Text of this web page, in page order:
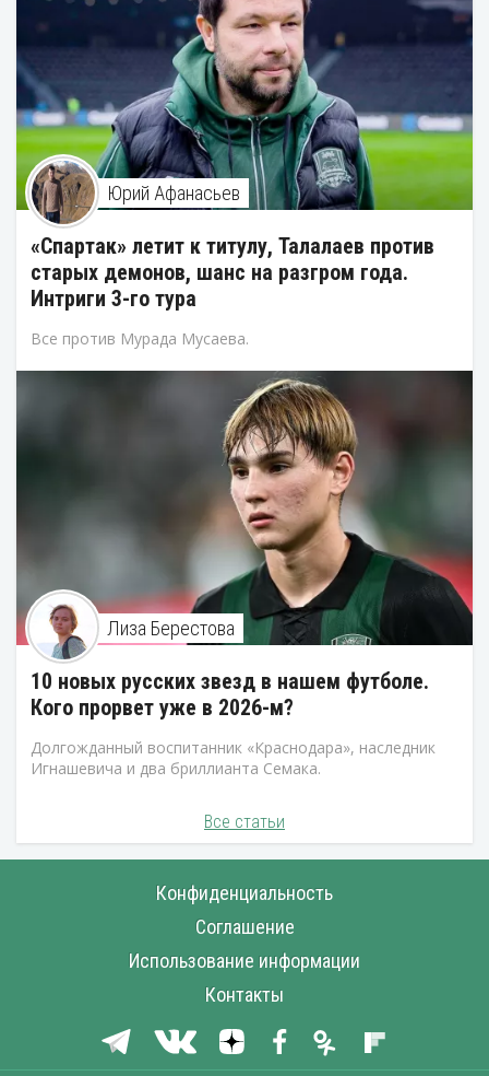
Юрий Афанасьев
«Спартак» летит к титулу, Талалаев против
старых демонов, шанс на разгром года.
Интриги 3-го тура
Все против Мурада Мусаева.
Лиза Берестова
10 новых русских звезд в нашем футболе.
Кого прорвет уже в 2026-м?
Долгожданный воспитанник «Краснодара», наследник
Игнашевича и два бриллианта Семака.
Все статьи
Конфиденциальность
Соглашение
Использование информации
Контакты